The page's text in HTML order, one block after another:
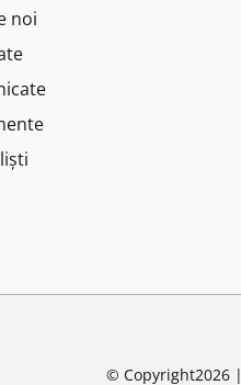
noi
© Copyright2026 |